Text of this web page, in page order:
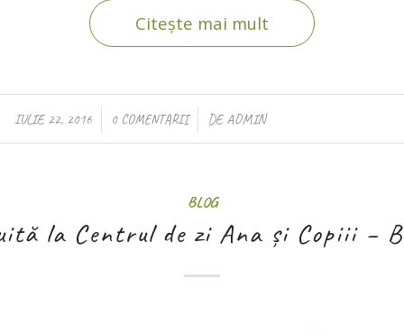
Citește mai mult
IULIE 22, 2016
/ 0 COMENTARII
/ DE ADMIN
BLOG
la Centrul de zi Ana și Copiii –